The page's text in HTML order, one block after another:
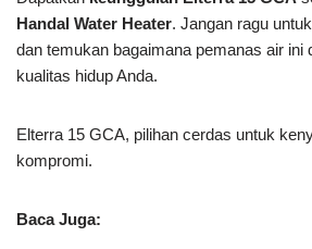
Handal Water Heater. Jangan ragu
dan temukan bagaimana pemanas air ini
kualitas hidup Anda.
Elterra 15 GCA, pilihan cerdas untuk
kompromi.
Baca Juga: